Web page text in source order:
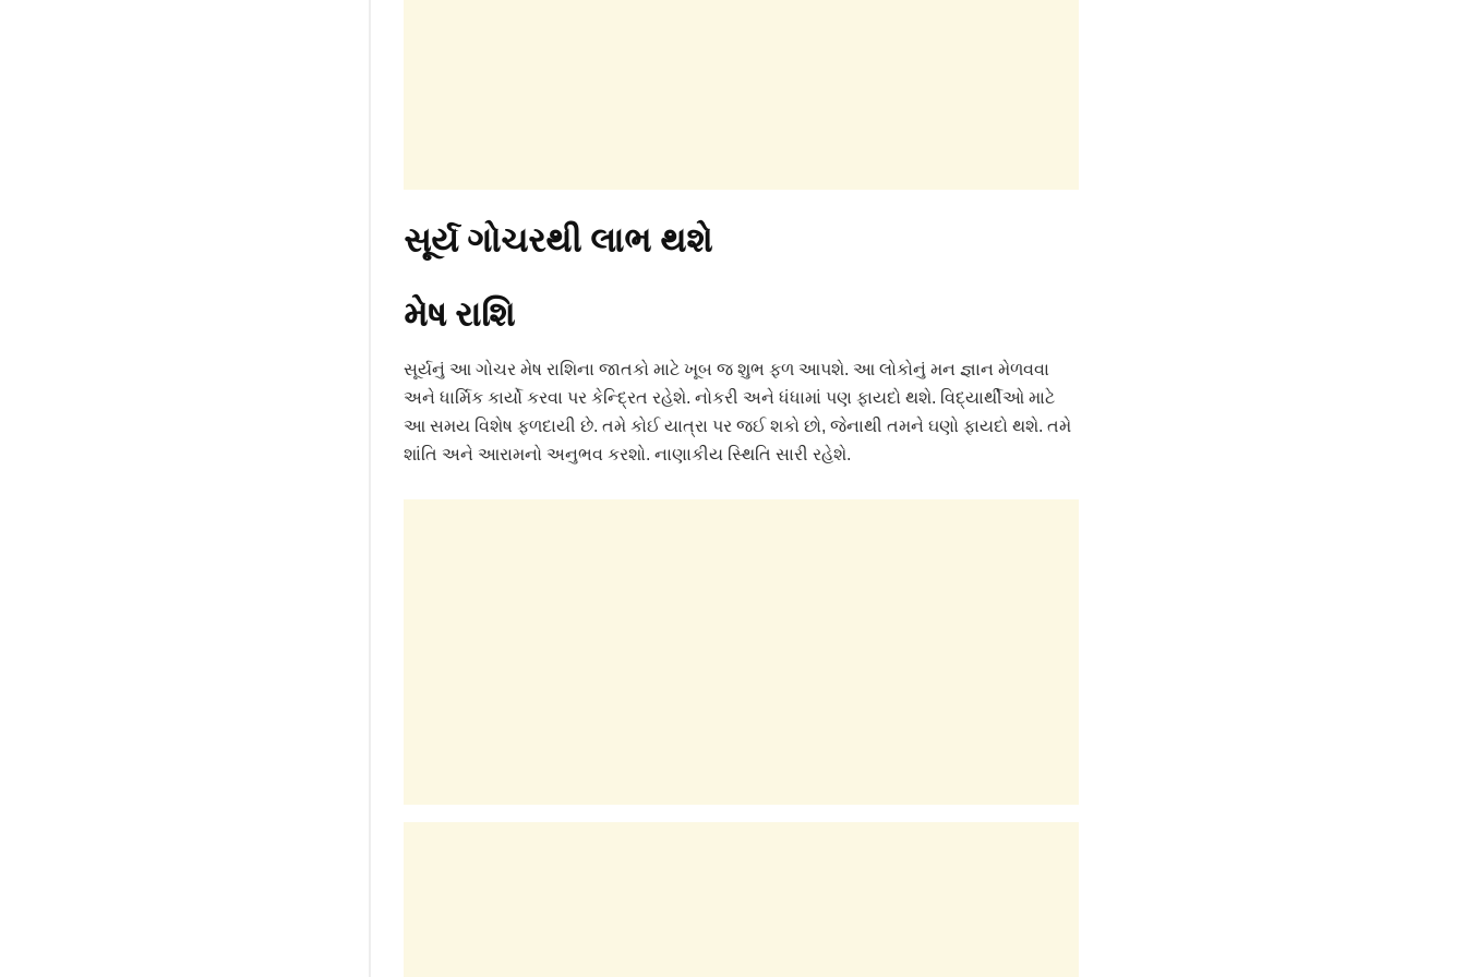
સૂર્ય ગોચરથી લાભ થશે
મેષ રાશિ
સૂર્યનું આ ગોચર મેષ રાશિના જાતકો માટે ખૂબ જ શુભ ફળ આપશે. આ લોકોનું મન જ્ઞાન મેળવવા
અને ધાર્મિક કાર્યો કરવા પર કેન્દ્રિત રહેશે. નોકરી અને ધંધામાં પણ ફાયદો થશે. વિદ્યાર્થીઓ માટે
આ સમય વિશેષ ફળદાયી છે. તમે કોઈ યાત્રા પર જઈ શકો છો, જેનાથી તમને ઘણો ફાયદો થશે. તમે
શાંતિ અને આરામનો અનુભવ કરશો. નાણાકીય સ્થિતિ સારી રહેશે.